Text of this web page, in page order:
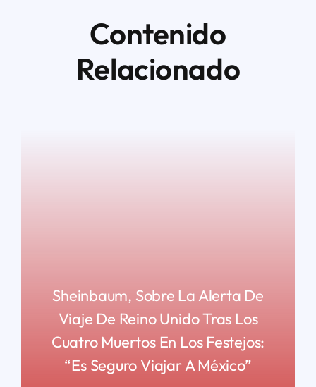
Contenido
Relacionado
Sheinbaum, Sobre La Alerta De
Viaje De Reino Unido Tras Los
Cuatro Muertos En Los Festejos:
“Es Seguro Viajar A México”